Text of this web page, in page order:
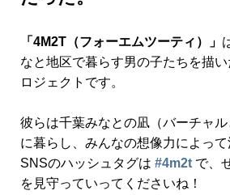
「4M2T（フォーエムツーティ）」
なと地区で暮らす男の子たちを描
ロジェクトです。
彼らは千葉みなとの凪（バーチャル
に暮らし、みんなの想像力によって
SNSのハッシュタグは #4m2t で、
を見守っていってくださいね！